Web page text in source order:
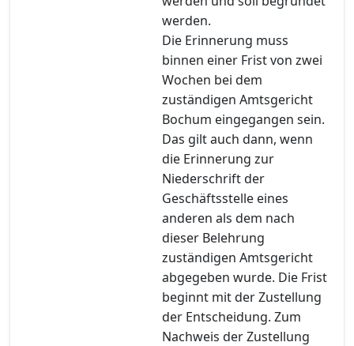
werden.
Die Erinnerung muss
binnen einer Frist von zwei
Wochen bei dem
zuständigen Amtsgericht
Bochum eingegangen sein.
Das gilt auch dann, wenn
die Erinnerung zur
Niederschrift der
Geschäftsstelle eines
anderen als dem nach
dieser Belehrung
zuständigen Amtsgericht
abgegeben wurde. Die Frist
beginnt mit der Zustellung
der Entscheidung. Zum
Nachweis der Zustellung